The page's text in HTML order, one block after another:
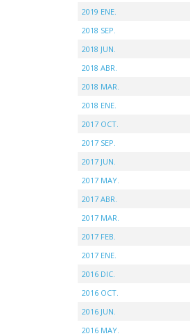
2019 ENE.
2018 SEP.
2018 JUN.
2018 ABR.
2018 MAR.
2018 ENE.
2017 OCT.
2017 SEP.
2017 JUN.
2017 MAY.
2017 ABR.
2017 MAR.
2017 FEB.
2017 ENE.
2016 DIC.
2016 OCT.
2016 JUN.
2016 MAY.